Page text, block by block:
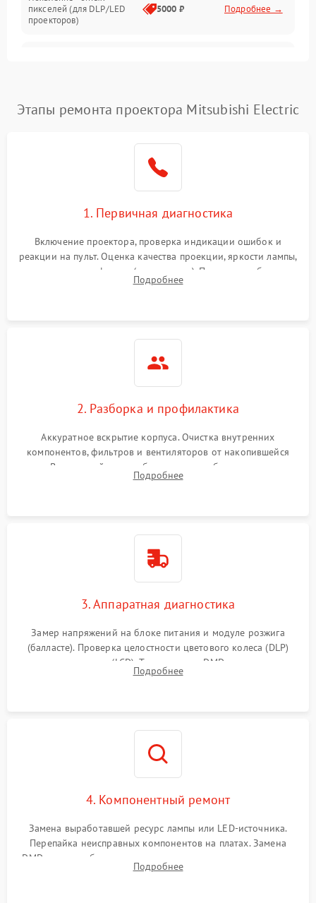
пикселей (для DLP/LED
проекторов)
5000 ₽ Подробнее →
контраст
4000 ₽ Подробнее →
Неравномерная подсветка
автоматическая коррекция
трапеции (Keystone)
Проблемы с
масштабированием
Подробнее →
Этапы ремонта проектора Mitsubishi Electric
1. Первичная диагностика
Включение проектора, проверка индикации ошибок и
реакции на пульт. Оценка качества проекции, яркости лампы,
наличия артефактов (точки, пятна). Проверка работы
системы охлаждения по уровню шума вентиляторов.
Подробнее
2. Разборка и профилактика
Аккуратное вскрытие корпуса. Очистка внутренних
компонентов, фильтров и вентиляторов от накопившейся
пыли. Визуальный осмотр блока питания, балласта лампы и
материнской платы на наличие прогаров или вздутых
Подробнее
3. Аппаратная диагностика
Замер напряжений на блоке питания и модуле розжига
(балласте). Проверка целостности цветового колеса (DLP)
или поляризаторов (LCD). Тестирование DMD-чипа, датчиков
температуры и оптопар с помощью мультиметра и
Подробнее
4. Компонентный ремонт
Замена выработавшей ресурс лампы или LED-источника.
Перепайка неисправных компонентов на платах. Замена
DMD-чипа при битых пикселях, установка нового цветового
колеса или восстановление сгоревших поляризационных
Подробнее